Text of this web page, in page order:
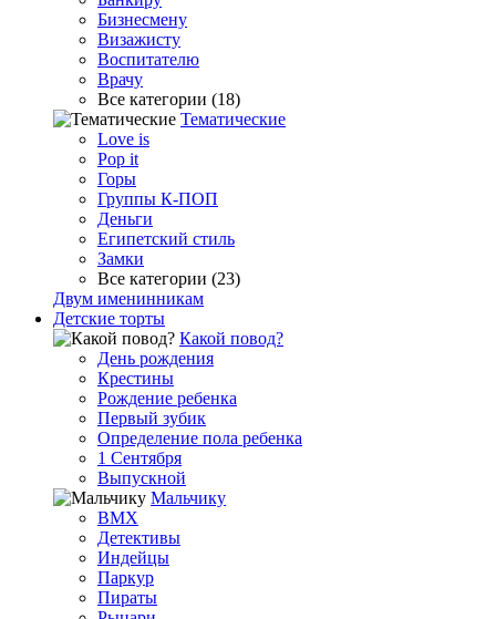
Бизнесмену
Визажисту
Воспитателю
Врачу
Все категории (18)
Тематические
Love is
Pop it
Горы
Группы К-ПОП
Деньги
Египетский стиль
Замки
Все категории (23)
Двум именинникам
Детские торты
Какой повод?
День рождения
Крестины
Рождение ребенка
Первый зубик
Определение пола ребенка
1 Сентября
Выпускной
Мальчику
BMX
Детективы
Индейцы
Паркур
Пираты